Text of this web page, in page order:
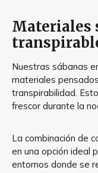
Materiales
Nuestras sábanas
materiales
transpirabilidad.
frescor durante la
La combinación de
en una opción ideal
entornos donde se